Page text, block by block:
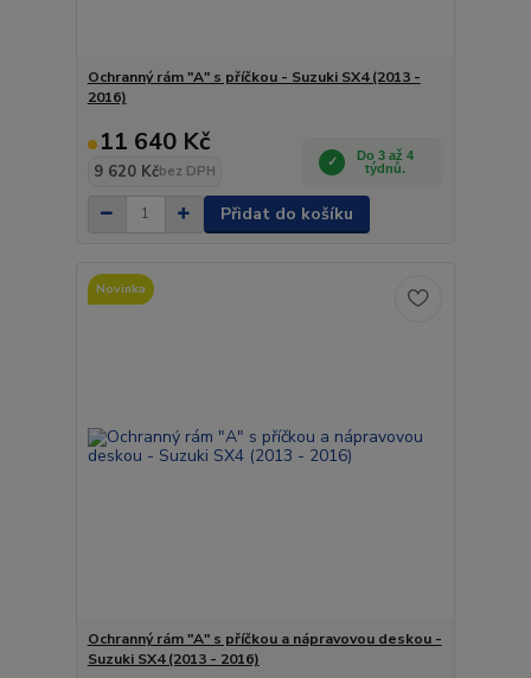
Ochranný rám "A" s příčkou - Suzuki SX4 (2013 -
2016)
11 640 Kč
9 620 Kčbez DPH
Do 3 až 4
týdnů.
Přidat do košíku
Novinka
Ochranný rám "A" s příčkou a nápravovou deskou -
Suzuki SX4 (2013 - 2016)